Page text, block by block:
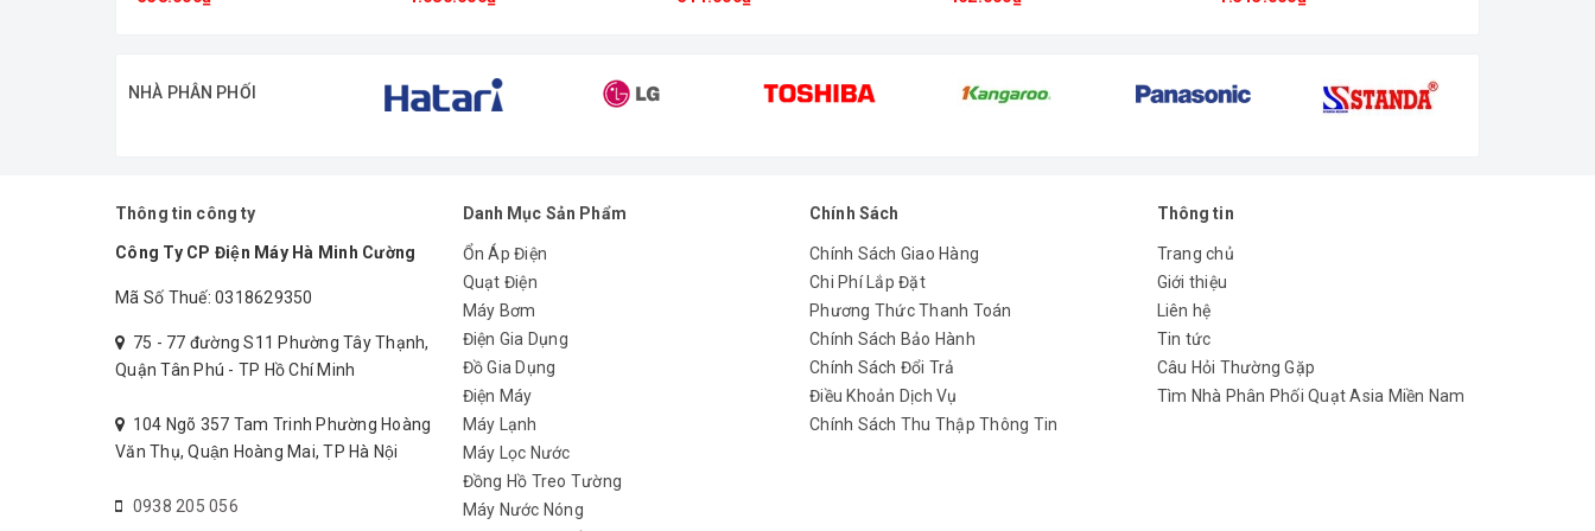
– Sản phẩm nhỏ gọn không tốn nhiều diện tích, nhưng công suất vẫn đủ mạnh để làm bạn cảm thấy thoải mái.
– Có thể di chuyển sang nhiều vị trí khác nhau một cách dễ dàng.
ỨNG DỤNG
– Quạt bàn AKiFan B41có chiều cao rất thích hợp với tư thế ngồi nghỉ mát khi được đặt trên bàn hoặc dưới sàn.
– Với thiết kế trang nhã, có nhiều màu sắc khác nhau có thể cho bạn lựa chọn màu mà các bạn yêu thích. Ngoài ra, hình dáng đẹp, sản phẩm còn trở thành vật dụng trang trí
không thể thiếu để tăng thêm tính thẩm mỹ cho căn phòng của bạn.
NHÀ PHÂN PHỐI
Thông tin công ty
Công Ty CP Điện Máy Hà Minh Cường
Mã Số Thuế: 0318629350
75 - 77 đường S11 Phường Tây Thạnh,
Quận Tân Phú - TP Hồ Chí Minh
104 Ngõ 357 Tam Trinh Phường Hoàng
Văn Thụ, Quận Hoàng Mai, TP Hà Nội
0938 205 056
Danh Mục Sản Phẩm
Ổn Áp Điện
Quạt Điện
Máy Bơm
Điện Gia Dụng
Đồ Gia Dụng
Điện Máy
Máy Lạnh
Máy Lọc Nước
Đồng Hồ Treo Tường
Máy Nước Nóng
Chính Sách
Chính Sách Giao Hàng
Chi Phí Lắp Đặt
Phương Thức Thanh Toán
Chính Sách Bảo Hành
Chính Sách Đổi Trả
Điều Khoản Dịch Vụ
Chính Sách Thu Thập Thông Tin
Thông tin
Trang chủ
Giới thiệu
Liên hệ
Tin tức
Câu Hỏi Thường Gặp
Tìm Nhà Phân Phối Quạt Asia Miền Nam